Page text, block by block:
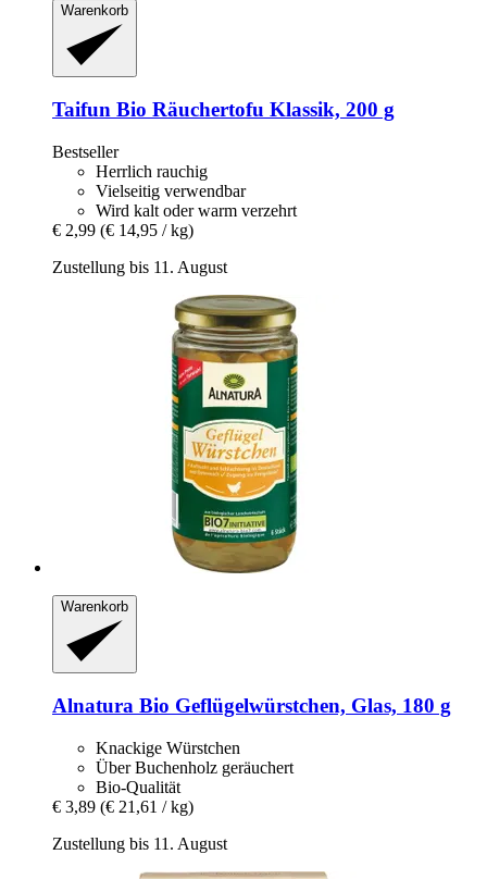
Warenkorb
Taifun Bio Räuchertofu Klassik, 200 g
Bestseller
Herrlich rauchig
Vielseitig verwendbar
Wird kalt oder warm verzehrt
€ 2,99 (€ 14,95 / kg)
Zustellung bis 11. August
Warenkorb
Alnatura Bio Geflügelwürstchen, Glas, 180 g
Knackige Würstchen
Über Buchenholz geräuchert
Bio-Qualität
€ 3,89 (€ 21,61 / kg)
Zustellung bis 11. August